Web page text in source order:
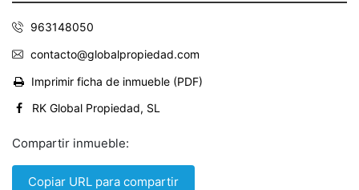
963148050
contacto@globalpropiedad.com
Imprimir ficha de inmueble (PDF)
RK Global Propiedad, SL
Compartir inmueble:
Copiar URL para compartir